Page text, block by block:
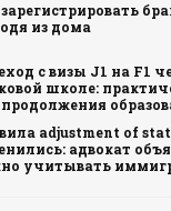
из дома
с визы J1 на F1
школе:
adjustment of
адвокат
учитывать